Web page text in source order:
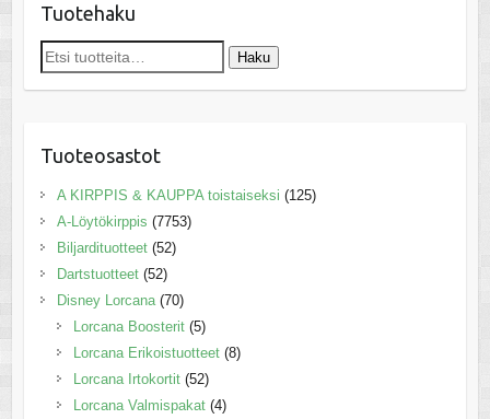
Tuotehaku
Etsi: Haku
Tuoteosastot
A KIRPPIS & KAUPPA toistaiseksi (125)
A-Löytökirppis (7753)
Biljardituotteet (52)
Dartstuotteet (52)
Disney Lorcana (70)
Lorcana Boosterit (5)
Lorcana Erikoistuotteet (8)
Lorcana Irtokortit (52)
Lorcana Valmispakat (4)